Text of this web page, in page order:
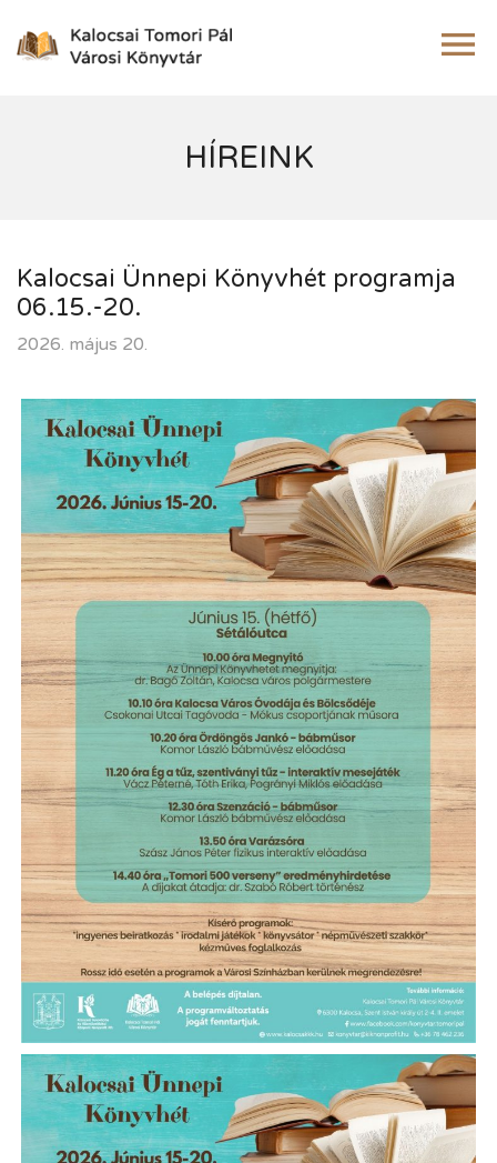
HÍREINK
Kalocsai Ünnepi Könyvhét programja
06.15.-20.
2026. május 20.